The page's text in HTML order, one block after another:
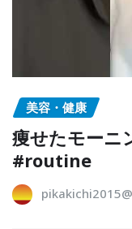
美容・健康
痩せたモーニ
#routine